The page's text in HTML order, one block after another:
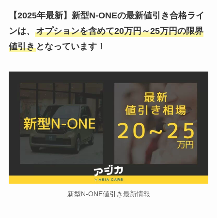
【2025年最新】 新型N-ONEの最新値引き合格ライ
ンは、 オプションを含めて20万円～25万円の限界
値引きとなっています！
新型N-ONE値引き最新情報